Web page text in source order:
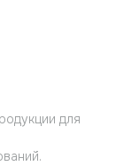
для